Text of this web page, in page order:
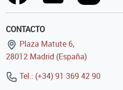
CONTACTO
Plaza Matute 6,
28012 Madrid (España)
Tel.: (+34) 91 369 42 90